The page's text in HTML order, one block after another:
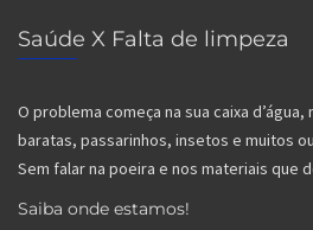
Saúde X Falta de limpeza
O problema começa na sua caixa
baratas, passarinhos, insetos e muitos
Sem falar na poeira e nos materiais que
Saiba onde estamos!